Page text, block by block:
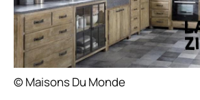
© Maisons Du Monde